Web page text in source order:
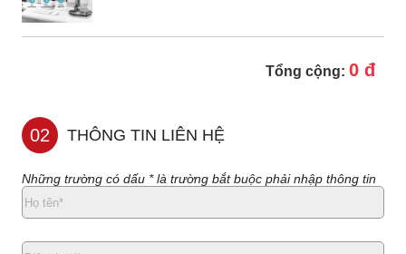
Tổng cộng: 0 đ
02 THÔNG TIN LIÊN HỆ
Những trường có dấu * là trường bắt buộc phải nhập thông tin